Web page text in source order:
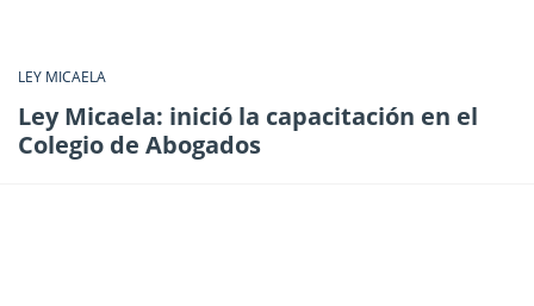
LEY MICAELA
Ley Micaela: inició la capacitación en el
Colegio de Abogados